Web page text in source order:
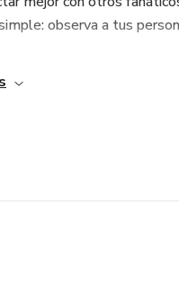
observa a tus